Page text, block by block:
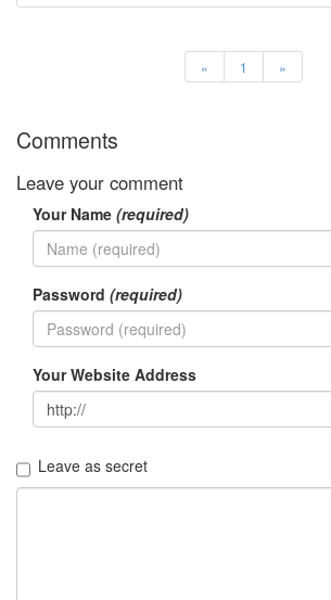
« 1 »
Comments
Leave your comment
Your Name (required)
Password (required)
Your Website Address
Leave as secret